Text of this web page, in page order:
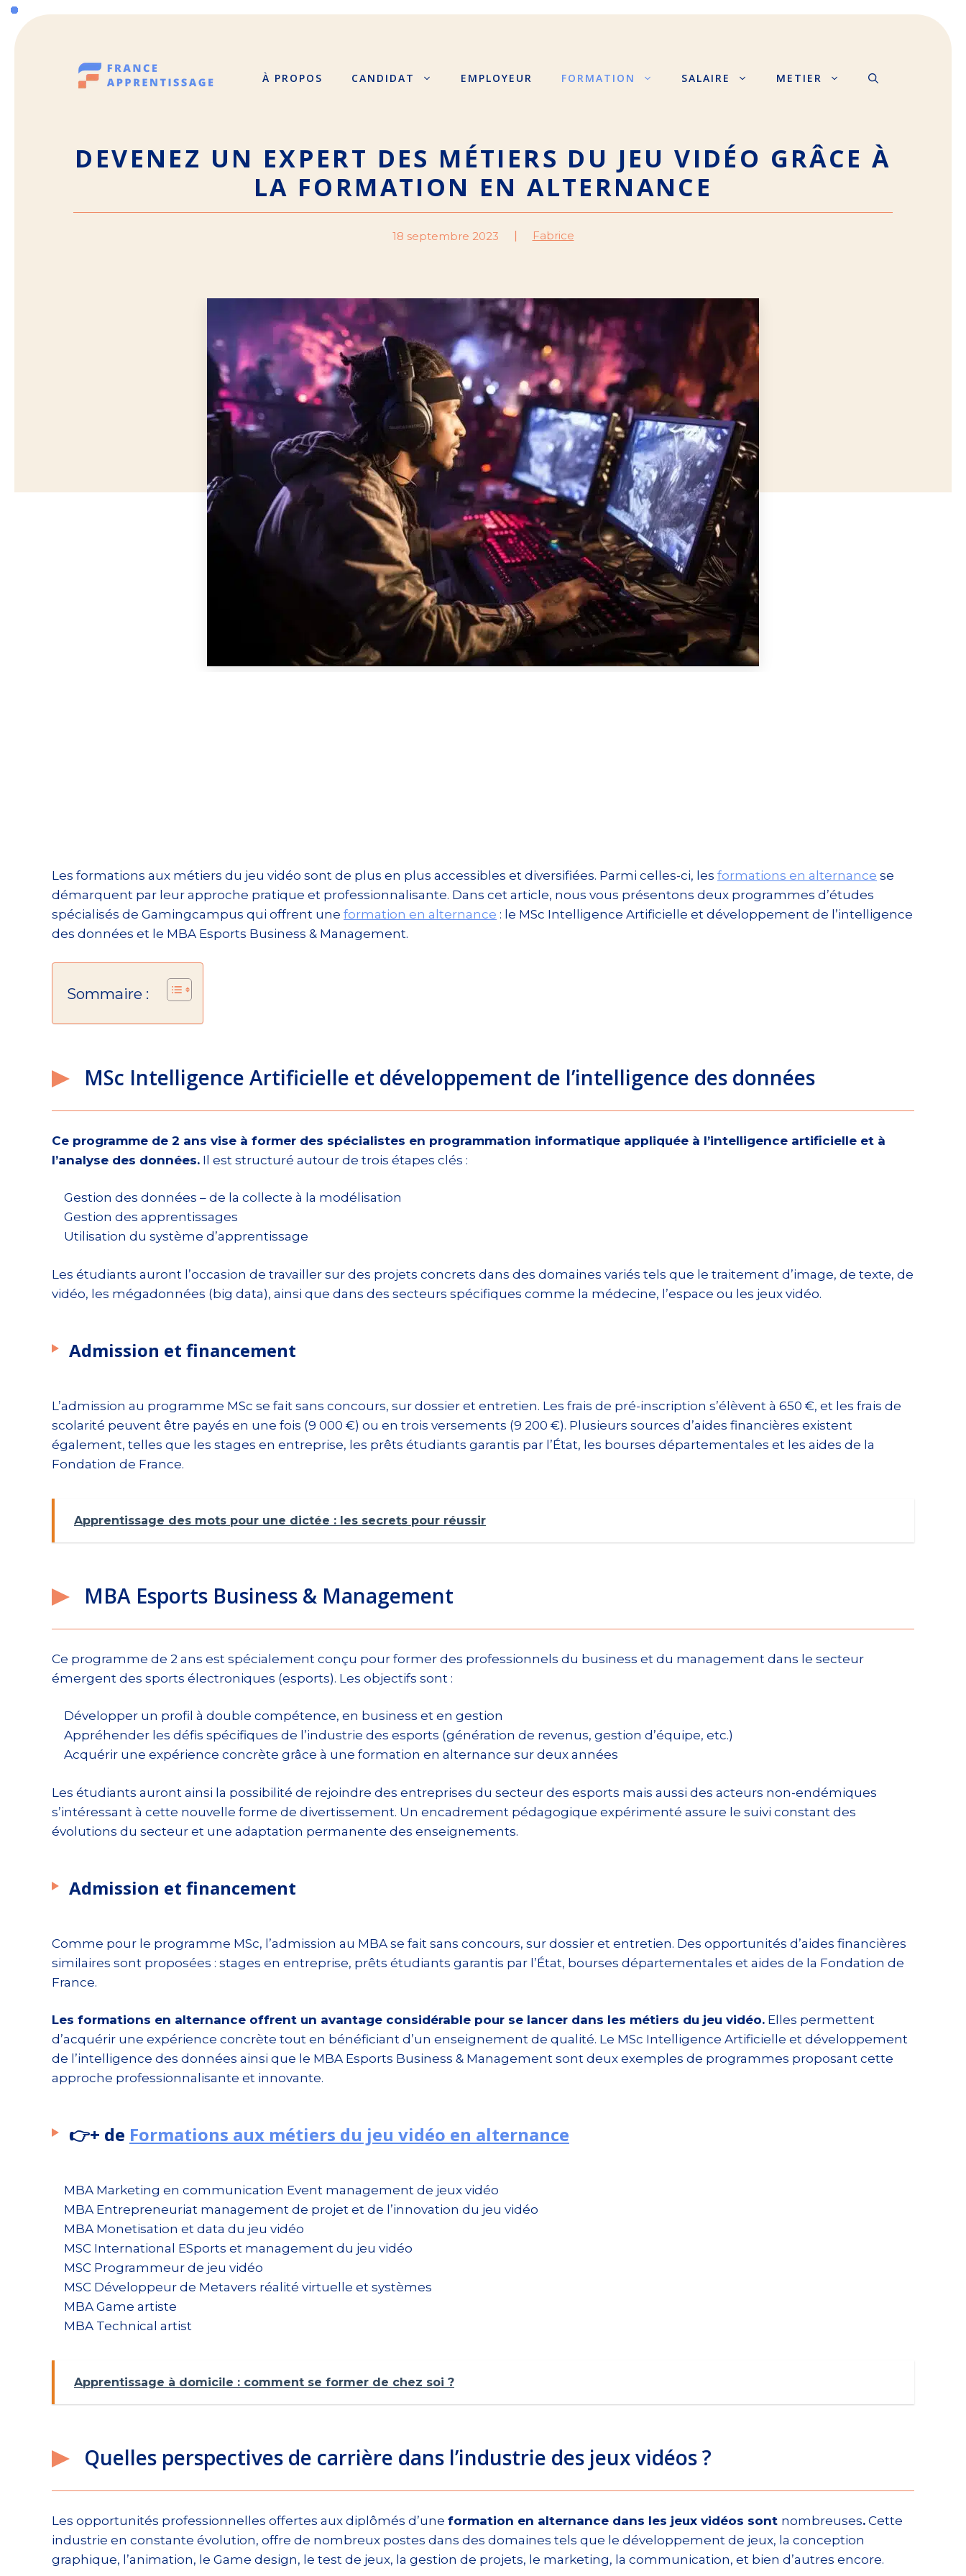
Aller
À PROPOS CANDIDAT EMPLOYEUR FORMATION SALAIRE METIER
DEVENEZ UN EXPERT DES MÉTIERS DU JEU VIDÉO GRÂCE À
LA FORMATION EN ALTERNANCE
18 septembre 2023 Fabrice
Les formations aux métiers du jeu vidéo sont de plus en plus accessibles et diversifiées. Parmi celles-ci, les formations en alternance se
démarquent par leur approche pratique et professionnalisante. Dans cet article, nous vous présentons deux programmes d’études
spécialisés de Gamingcampus qui offrent une formation en alternance : le MSc Intelligence Artificielle et développement de l’intelligence
des données et le MBA Esports Business & Management.
Sommaire :
MSc Intelligence Artificielle et développement de l’intelligence des données
Ce programme de 2 ans vise à former des spécialistes en programmation informatique appliquée à l’intelligence artificielle et à
l’analyse des données. Il est structuré autour de trois étapes clés :
Gestion des données – de la collecte à la modélisation
Gestion des apprentissages
Utilisation du système d’apprentissage
Les étudiants auront l’occasion de travailler sur des projets concrets dans des domaines variés tels que le traitement d’image, de texte, de
vidéo, les mégadonnées (big data), ainsi que dans des secteurs spécifiques comme la médecine, l’espace ou les jeux vidéo.
Admission et financement
L’admission au programme MSc se fait sans concours, sur dossier et entretien. Les frais de pré-inscription s’élèvent à 650 €, et les frais de
scolarité peuvent être payés en une fois (9 000 €) ou en trois versements (9 200 €). Plusieurs sources d’aides financières existent
également, telles que les stages en entreprise, les prêts étudiants garantis par l’État, les bourses départementales et les aides de la
Fondation de France.
Apprentissage des mots pour une dictée : les secrets pour réussir
MBA Esports Business & Management
Ce programme de 2 ans est spécialement conçu pour former des professionnels du business et du management dans le secteur
émergent des sports électroniques (esports). Les objectifs sont :
Développer un profil à double compétence, en business et en gestion
Appréhender les défis spécifiques de l’industrie des esports (génération de revenus, gestion d’équipe, etc.)
Acquérir une expérience concrète grâce à une formation en alternance sur deux années
Les étudiants auront ainsi la possibilité de rejoindre des entreprises du secteur des esports mais aussi des acteurs non-endémiques
s’intéressant à cette nouvelle forme de divertissement. Un encadrement pédagogique expérimenté assure le suivi constant des
évolutions du secteur et une adaptation permanente des enseignements.
Admission et financement
Comme pour le programme MSc, l’admission au MBA se fait sans concours, sur dossier et entretien. Des opportunités d’aides financières
similaires sont proposées : stages en entreprise, prêts étudiants garantis par l’État, bourses départementales et aides de la Fondation de
France.
Les formations en alternance offrent un avantage considérable pour se lancer dans les métiers du jeu vidéo. Elles permettent
d’acquérir une expérience concrète tout en bénéficiant d’un enseignement de qualité. Le MSc Intelligence Artificielle et développement
de l’intelligence des données ainsi que le MBA Esports Business & Management sont deux exemples de programmes proposant cette
approche professionnalisante et innovante.
👉+ de Formations aux métiers du jeu vidéo en alternance
MBA Marketing en communication Event management de jeux vidéo
MBA Entrepreneuriat management de projet et de l’innovation du jeu vidéo
MBA Monetisation et data du jeu vidéo
MSC International ESports et management du jeu vidéo
MSC Programmeur de jeu vidéo
MSC Développeur de Metavers réalité virtuelle et systèmes
MBA Game artiste
MBA Technical artist
Apprentissage à domicile : comment se former de chez soi ?
Quelles perspectives de carrière dans l’industrie des jeux vidéos ?
Les opportunités professionnelles offertes aux diplômés d’une formation en alternance dans les jeux vidéos sont nombreuses. Cette
industrie en constante évolution, offre de nombreux postes dans des domaines tels que le développement de jeux, la conception
graphique, l’animation, le Game design, le test de jeux, la gestion de projets, le marketing, la communication, et bien d’autres encore.